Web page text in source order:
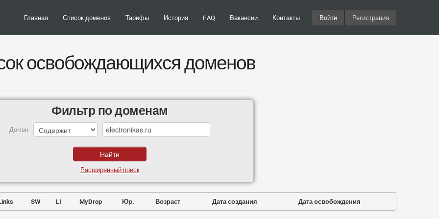
Главная Список доменов Тарифы История FAQ Вакансии Контакты Войти Регистрация
освобождающихся доменов
Фильтр по доменам
Домен
Расширенный поиск
SW LI MyDrop Юр. Возраст Дата создания Дата освобождения